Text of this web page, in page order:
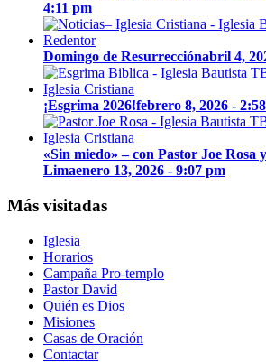
4:11 pm
Domingo de Resurrecciónabril 4,
¡Esgrima 2026!febrero 8, 2026 -
«Sin miedo» – con Pastor Joe Rosa
Limaenero 13, 2026 - 9:07 pm
Más visitadas
Iglesia
Horarios
Campaña Pro-templo
Pastor David
Quién es Dios
Misiones
Casas de Oración
Contactar